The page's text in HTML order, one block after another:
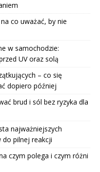
co uważać, by nie
w samochodzie:
UV oraz solą
– co się
dopiero później
brud i sól bez ryzyka dla
najważniejszych
pilnej reakcji
czym polega i czym różni